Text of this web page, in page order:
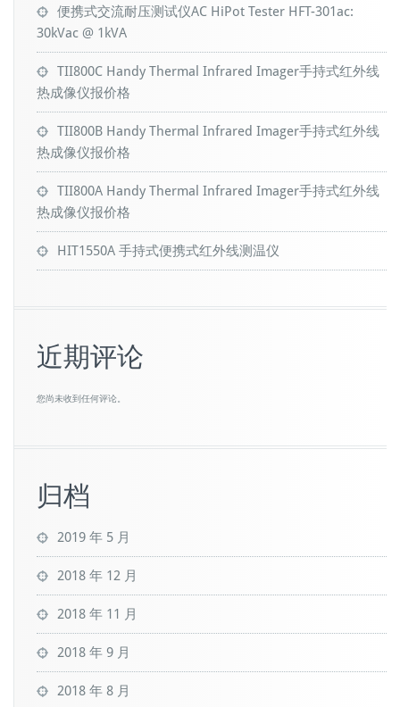
便携式交流耐压测试仪AC HiPot Tester HFT-301ac:
30kVac @ 1kVA
TII800C Handy Thermal Infrared Imager手持式红外线
热成像仪报价格
TII800B Handy Thermal Infrared Imager手持式红外线
热成像仪报价格
TII800A Handy Thermal Infrared Imager手持式红外线
热成像仪报价格
HIT1550A 手持式便携式红外线测温仪
近期评论
您尚未收到任何评论。
归档
2019 年 5 月
2018 年 12 月
2018 年 11 月
2018 年 9 月
2018 年 8 月